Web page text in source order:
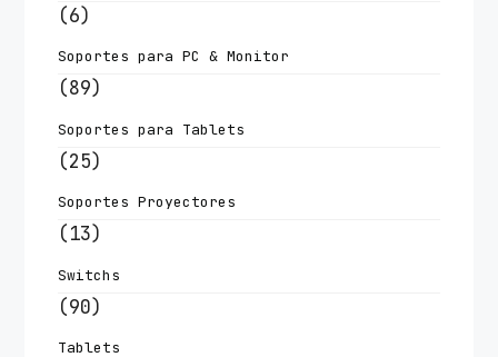
(6)
Soportes para PC & Monitor
(89)
Soportes para Tablets
(25)
Soportes Proyectores
(13)
Switchs
(90)
Tablets